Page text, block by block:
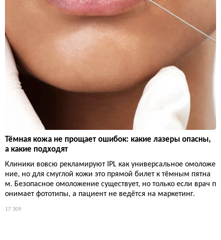
Тёмная кожа не прощает ошибок: какие лазеры опасны,
а какие подходят
Клиники вовсю рекламируют IPL как универсальное омоложе
ние, но для смуглой кожи это прямой билет к тёмным пятна
м. Безопасное омоложение существует, но только если врач п
онимает фототипы, а пациент не ведётся на маркетинг.
17 309